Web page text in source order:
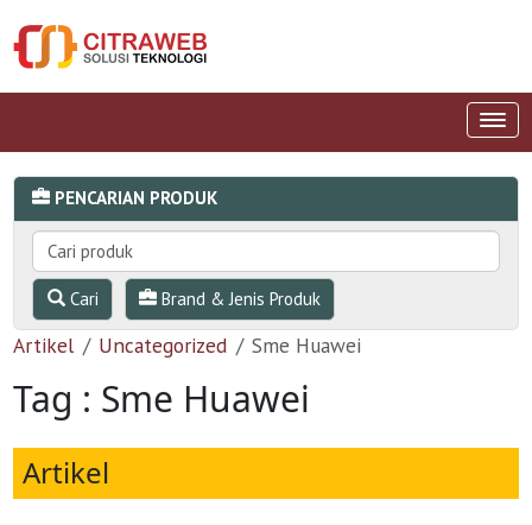
PENCARIAN PRODUK
Cari Brand & Jenis Produk
Artikel Uncategorized Sme Huawei
Tag : Sme Huawei
Artikel